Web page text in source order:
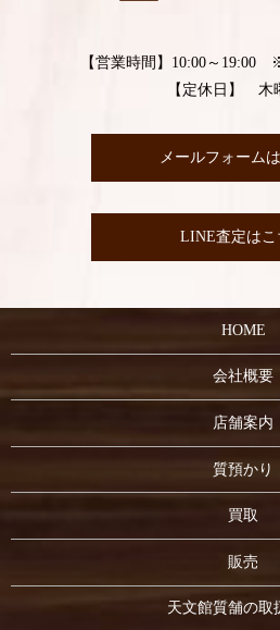
【営業時間】10:00～19:00
【定休日】
メールフォーム
LINE査定はこ
HOME
会社概要
店舗案内
質預かり
買取
販売
天文館質舗の取